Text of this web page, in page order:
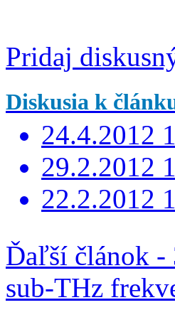
Pridaj
Diskusia k
24.4.2012
29.2.2012
22.2.2012
Ďaľší článok -
sub-THz